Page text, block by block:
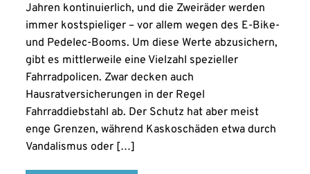
Jahren kontinuierlich, und die Zweiräder werden
immer kostspieliger – vor allem wegen des E-Bike-
und Pedelec-Booms. Um diese Werte abzusichern,
gibt es mittlerweile eine Vielzahl spezieller
Fahrradpolicen. Zwar decken auch
Hausratversicherungen in der Regel
Fahrraddiebstahl ab. Der Schutz hat aber meist
enge Grenzen, während Kaskoschäden etwa durch
Vandalismus oder […]